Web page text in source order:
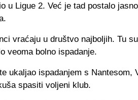
u Ligue 2. Već je tad postalo
vraćaju u društvo najboljih. Tu
veoma bolno ispadanje.
ukaljao ispadanjem s Nantesom,
spasiti voljeni klub.